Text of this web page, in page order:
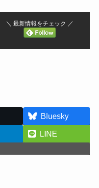
＼ 最新情報をチェック ／
Bluesky
LINE